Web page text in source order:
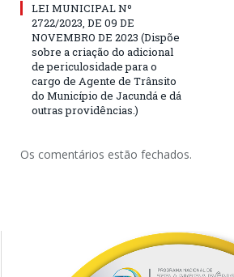
LEI MUNICIPAL Nº
2722/2023, DE 09 DE
NOVEMBRO DE 2023 (Dispõe
sobre a criação do adicional
de periculosidade para o
cargo de Agente de Trânsito
do Município de Jacundá e dá
outras providências.)
Os comentários estão fechados.